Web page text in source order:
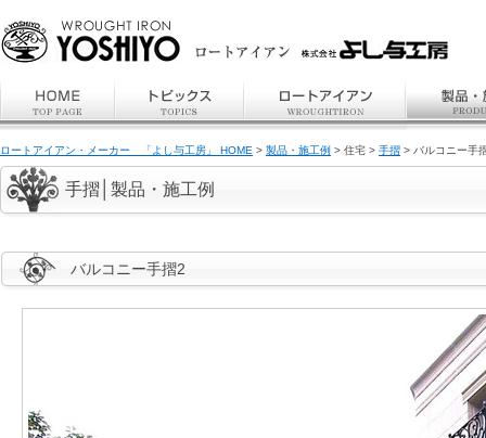
ロートアイアン・メーカー 「よし与工房」 HOME > 製品・施工例 > 住宅 > 手摺 > バルコニー手
手摺│製品・施工例
バルコニー手摺2